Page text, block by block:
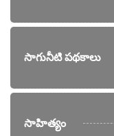
సాగునీటి పథకాలు
సాహిత్యం